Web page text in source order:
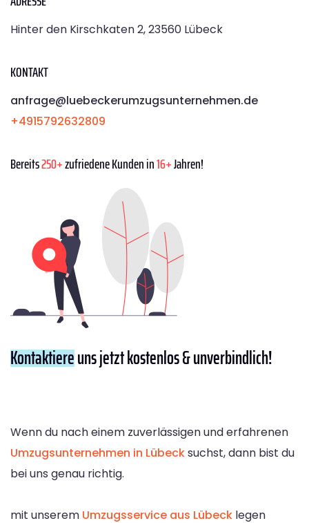
Hinter den Kirschkaten 2, 23560 Lübeck
KONTAKT
anfrage@luebeckerumzugsunternehmen.de
+4915792632809
Bereits250+zufriedene Kunden in16+Jahren!
Kontaktiereuns jetzt kostenlos & unverbindlich!
Wenn du nach einem zuverlässigen und erfahrenen
Umzugsunternehmen in Lübecksuchst, dann bist du
bei uns genau richtig.
mit unserem Umzugsservice aus Lübeck legen